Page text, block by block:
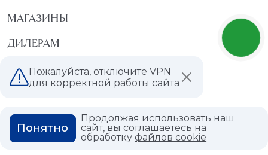
МАГАЗИНЫ
ДИЛЕРАМ
ВАКАНСИИ
ГЛОССАРИЙ
Пожалуйста, отключите VPN
для корректной работы сайта
Продолжая использовать наш
сайт, вы соглашаетесь на
обработкуфайлов cookie
Понятно